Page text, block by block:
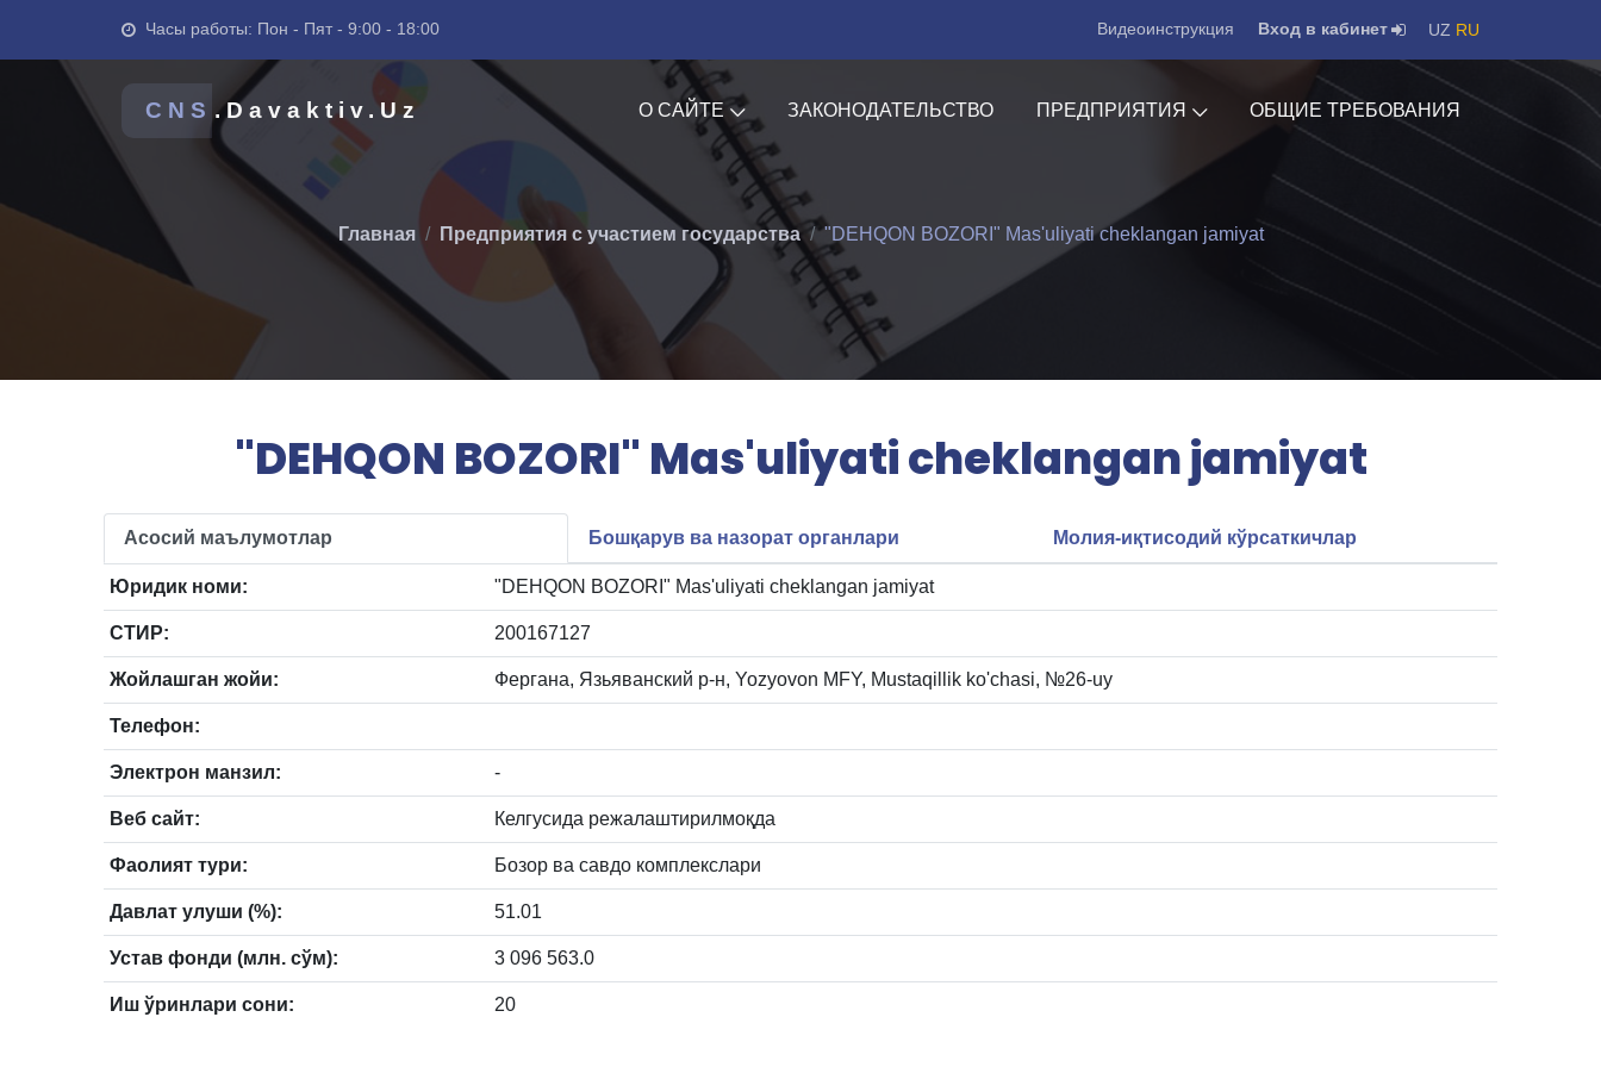
Часы работы: Пон - Пят - 9:00 - 18:00 Видеоинструкция Вход в кабинет UZ RU
CNS .Davaktiv.Uz О САЙТЕ ЗАКОНОДАТЕЛЬСТВО ПРЕДПРИЯТИЯ ОБЩИЕ ТРЕБОВАНИЯ
Главная Предприятия с участием государства "DEHQON BOZORI" Mas'uliyati cheklangan jamiyat
"DEHQON BOZORI" Mas'uliyati cheklangan jamiyat
Асосий маълумотлар Бошқарув ва назорат органлари Молия-иқтисодий кўрсаткичлар
Юридик номи: "DEHQON BOZORI" Mas'uliyati cheklangan jamiyat
СТИР: 200167127
Жойлашган жойи: Фергана, Язьяванский р-н, Yozyovon MFY, Mustaqillik ko'chasi, №26-uy
Телефон:
Электрон манзил: -
Веб сайт: Келгусида режалаштирилмоқда
Фаолият тури: Бозор ва савдо комплекслари
Давлат улуши (%): 51.01
Устав фонди (млн. сўм): 3 096 563.0
Иш ўринлари сони: 20